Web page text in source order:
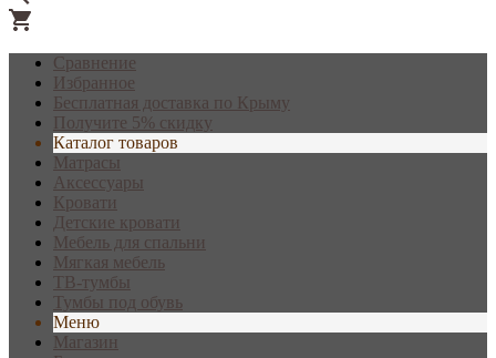
Сравнение
Избранное
Бесплатная доставка по Крыму
Получите 5% скидку
Каталог товаров
Матрасы
Аксессуары
Кровати
Детские кровати
Мебель для спальни
Мягкая мебель
ТВ-тумбы
Тумбы под обувь
Меню
Магазин